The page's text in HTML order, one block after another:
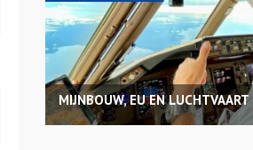
MIJNBOUW, EU EN LUCHTVAART